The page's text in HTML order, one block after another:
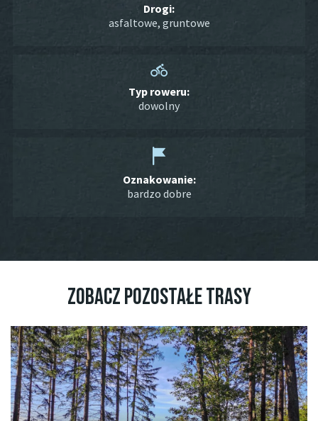
Drogi:
asfaltowe, gruntowe
Typ roweru:
dowolny
Oznakowanie:
bardzo dobre
Zobacz pozostałe trasy